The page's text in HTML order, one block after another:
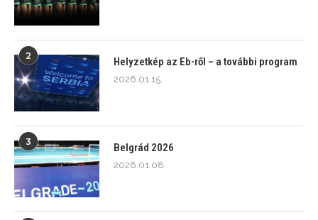
2
Helyzetkép az Eb-ről – a további program
2026.01.15.
3
Belgrád 2026
2026.01.08.